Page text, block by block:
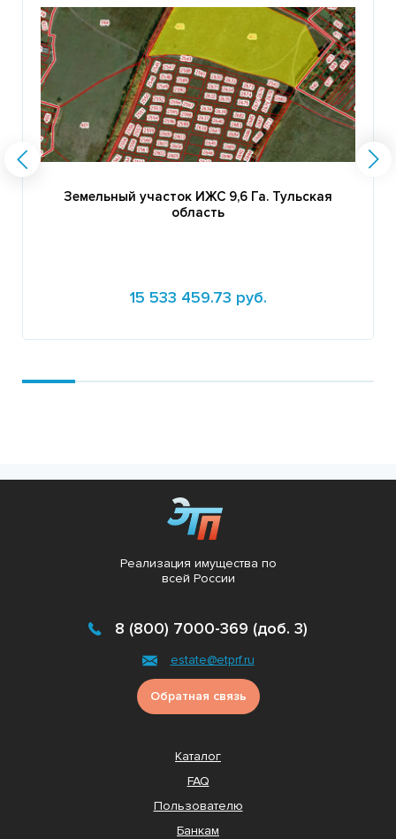
Земельный участок ИЖС 9,6 Га. Тульская
область
15 533 459.73 руб.
Реализация имущества по
всей России
8 (800) 7000-369 (доб. 3)
estate@etprf.ru
Обратная связь
Каталог
FAQ
Пользователю
Банкам